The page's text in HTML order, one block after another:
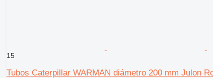
15
Tubos Caterpillar WARMAN diámetro 200 mm Julon